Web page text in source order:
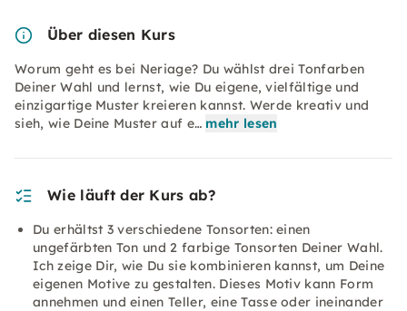
Über diesen Kurs
Worum geht es bei Neriage? Du wählst drei Tonfarben
Deiner Wahl und lernst, wie Du eigene, vielfältige und
einzigartige Muster kreieren kannst. Werde kreativ und
sieh, wie Deine Muster auf e… mehr lesen
Wie läuft der Kurs ab?
Du erhältst 3 verschiedene Tonsorten: einen
ungefärbten Ton und 2 farbige Tonsorten Deiner Wahl.
Ich zeige Dir, wie Du sie kombinieren kannst, um Deine
eigenen Motive zu gestalten. Dieses Motiv kann Form
annehmen und einen Teller, eine Tasse oder ineinander